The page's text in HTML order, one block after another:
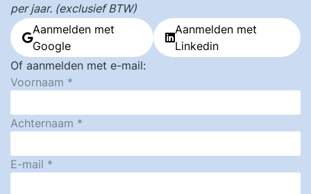
per jaar. (exclusief BTW)
Aanmelden met
Google
Aanmelden met
Linkedin
Of aanmelden met e-mail:
Voornaam
Achternaam
E-mail